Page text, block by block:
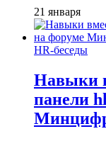
21 января
HR-беседы
Навыки
панели